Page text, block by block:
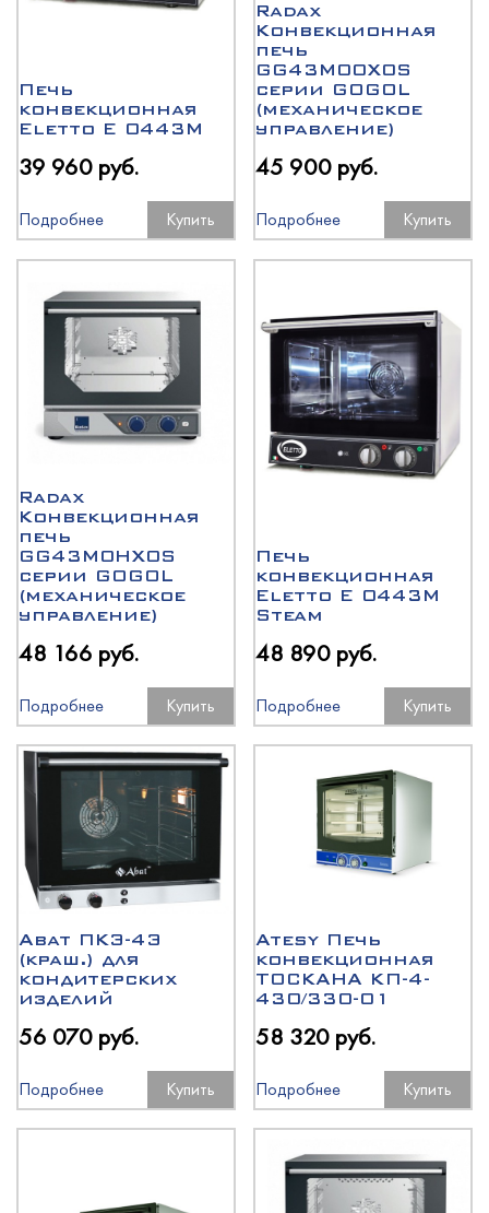
Печь
конвекционная
Eletto E 0443M
39 960 руб.
Подробнее Купить
Radax
Конвекционная
печь
GG43M00X0S
серии GOGOL
(механическое
управление)
45 900 руб.
Подробнее Купить
Radax
Конвекционная
печь
GG43M0HX0S
серии GOGOL
(механическое
управление)
48 166 руб.
Подробнее Купить
Печь
конвекционная
Eletto E 0443M
Steam
48 890 руб.
Подробнее Купить
Abat ПКЭ-4Э
(краш.) для
кондитерских
изделий
56 070 руб.
Подробнее Купить
Atesy Печь
конвекционная
ТОСКАНА КП-4-
430/330-01
58 320 руб.
Подробнее Купить